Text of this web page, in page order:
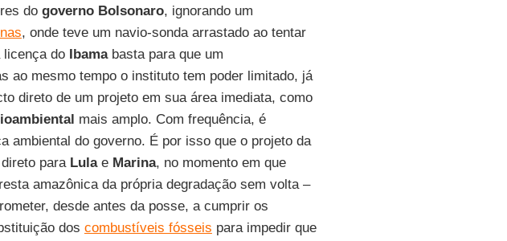
do governo Bolsonaro, ignorando um
, onde teve um navio-sonda arrastado ao tentar
licença do Ibamabasta para que um
ao mesmo tempo o instituto tem poder limitado, já
direto de um projeto em sua área imediata, como
mais amplo. Com frequência, é
ambiental do governo. É por isso que o projeto da
para LulaeMarina, no momento em que
amazônica da própria degradação sem volta –
desde antes da posse, a cumprir os
dos combustíveis fósseis para impedir que